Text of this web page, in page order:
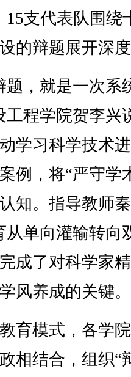
15支代表队围绕
的辩题展开深
，就是一次系
工程学院贺李兴
学习科学技术
例，将“严守学
知。指导教师
从单向灌输转向
成了对科学家
风养成的关键
模式，各学院
相结合，组织“